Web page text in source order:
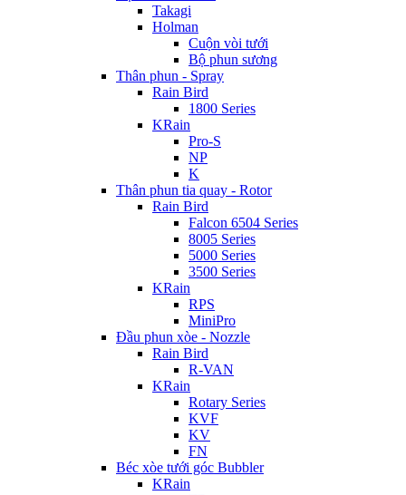
Takagi
Holman
Cuộn vòi tưới
Bộ phun sương
Thân phun - Spray
Rain Bird
1800 Series
KRain
Pro-S
NP
K
Thân phun tia quay - Rotor
Rain Bird
Falcon 6504 Series
8005 Series
5000 Series
3500 Series
KRain
RPS
MiniPro
Đầu phun xòe - Nozzle
Rain Bird
R-VAN
KRain
Rotary Series
KVF
KV
FN
Béc xòe tưới góc Bubbler
KRain